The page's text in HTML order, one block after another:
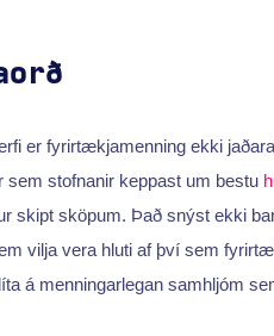
er fyrirtækjamenning ekki
stofnanir keppast um bestu
skipt sköpum. Það snýst ekki
vilja vera hluti af því sem
á menningarlegan samhljóm